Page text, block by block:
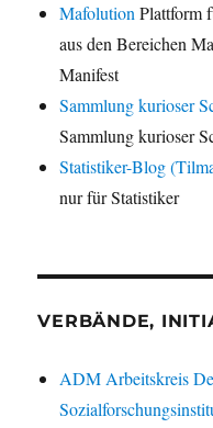
MafolutionPlattform
aus den Bereichen
Manifest
Sammlung kurioser
Sammlung kurioser
Statistiker-Blog
nur für Statistiker
VERBÄNDE,
ADM Arbeitskreis